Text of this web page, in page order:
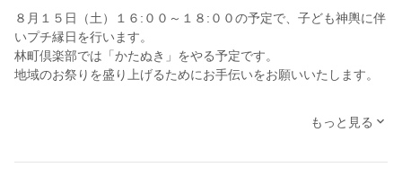
８月１５日（土）１６:００～１８:００の予定で、子ども神輿に伴
いプチ縁日を行います。
林町倶楽部では「かたぬき」をやる予定です。
地域のお祭りを盛り上げるためにお手伝いをお願いいたします。
断りさせていただきますのでよろしくお願いします。
もっと見る